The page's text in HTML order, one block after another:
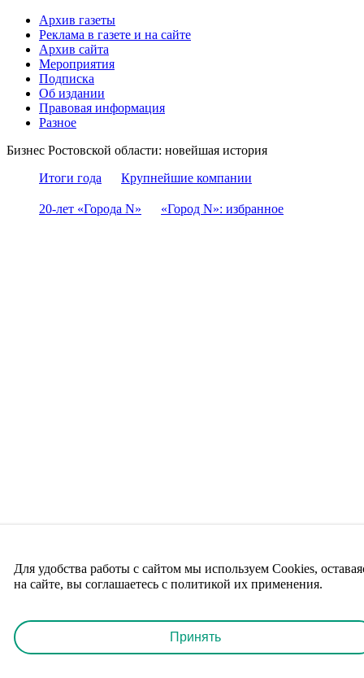
Архив газеты
Реклама в газете и на сайте
Архив сайта
Мероприятия
Подписка
Об издании
Правовая информация
Разное
Бизнес Ростовской области: новейшая история
Итоги года
Крупнейшие компании
20-лет «Города N» «Город N»: избранное
Для удобства работы с сайтом мы используем Cookies,
на сайте, вы соглашаетесь с политикой их применения.
Принять